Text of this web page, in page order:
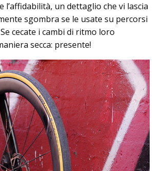
l’affidabilità, un dettaglio che vi lascia
sgombra se le usate su percorsi
cecate i cambi di ritmo loro
secca: presente!